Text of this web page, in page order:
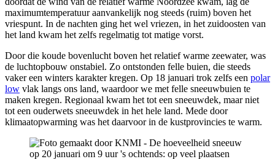
maximumtemperatuur aanvankelijk nog steeds (ruim) boven het
vriespunt. In de nachten ging het wel vriezen, in het zuidoosten van
het land kwam het zelfs regelmatig tot matige vorst.
Door die koude bovenlucht boven het relatief warme zeewater, was
de luchtopbouw onstabiel. Zo ontstonden felle buien, die steeds
vaker een winters karakter kregen. Op 18 januari trok zelfs een polar
low vlak langs ons land, waardoor we met felle sneeuwbuien te
maken kregen. Regionaal kwam het tot een sneeuwdek, maar niet
tot een ouderwets sneeuwdek in het hele land. Mede door
klimaatopwarming was het daarvoor in de kustprovincies te warm.